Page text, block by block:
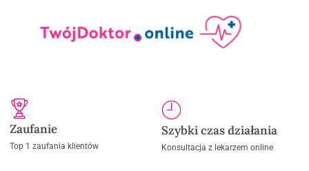
Zaufanie
Top 1 zaufania klientów
Szybki czas działania
Konsultacja z lekarzem online